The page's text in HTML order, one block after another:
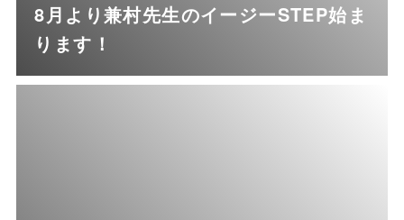
8月より兼村先生のイージーSTEP始ま
ります！